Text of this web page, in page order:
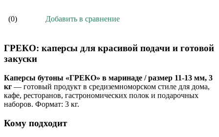
(0) Добавить в сравнение
ГРЕКО: каперсы для красивой подачи и готовой
закуски
Каперсы бутоны «ГРЕКО» в маринаде / размер 11-13 мм, 3
кг — готовый продукт в средиземноморском стиле для дома,
кафе, ресторанов, гастрономических полок и подарочных
наборов. Формат: 3 кг.
Кому подходит